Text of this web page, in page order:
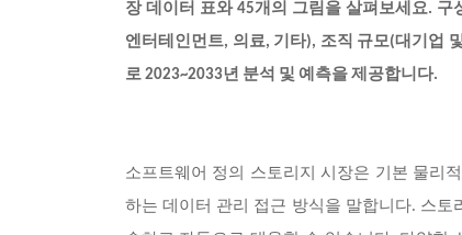
장 데이터 표와 45개의 그림을 살펴보세요. 구
엔터테인먼트, 의료, 기타), 조직 규모(대기업
로 2023~2033년 분석 및 예측을 제공합니다.
소프트웨어 정의 스토리지 시장은 기본 물리
하는 데이터 관리 접근 방식을 말합니다. 스토